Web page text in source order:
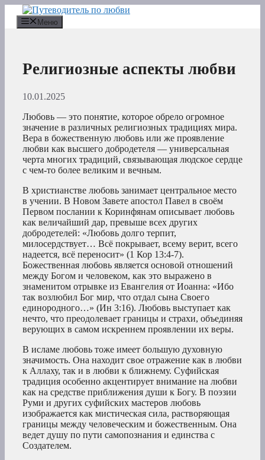
Перейти
содержимому
Меню
Религиозные аспекты любви
10.01.2025
Любовь — это понятие, которое обрело огромное
значение в различных религиозных традициях мира.
Вера в божественную любовь или же проявление
любви как высшего добродетеля — универсальная
черта многих традиций, связывающая людское сердце
с чем-то более великим и вечным.
В христианстве любовь занимает центральное место
в учении. В Новом Завете апостол Павел в своём
Первом послании к Коринфянам описывает любовь
как величайший дар, превыше всех других
добродетелей: «Любовь долго терпит,
милосердствует… Всё покрывает, всему верит, всего
надеется, всё переносит» (1 Кор 13:4-7).
Божественная любовь является основой отношений
между Богом и человеком, как это выражено в
знаменитом отрывке из Евангелия от Иоанна: «Ибо
так возлюбил Бог мир, что отдал сына Своего
единородного…» (Ин 3:16). Любовь выступает как
нечто, что преодолевает границы и страхи, объединяя
верующих в самом искреннем проявлении их веры.
В исламе любовь тоже имеет большую духовную
значимость. Она находит свое отражение как в любви
к Аллаху, так и в любви к ближнему. Суфийская
традиция особенно акцентирует внимание на любви
как на средстве приближения души к Богу. В поэзии
Руми и других суфийских мастеров любовь
изображается как мистическая сила, растворяющая
границы между человеческим и божественным. Она
ведет душу по пути самопознания и единства с
Создателем.